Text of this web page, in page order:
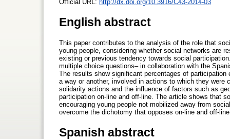
Official URL: http://dx.doi.org/10.3916/C43-2014-03
English abstract
This paper contributes to the analysis of the role that
young people, considering whether social networks are
existing or previous tendency towards social
multiple choice questions– in collaboration with the
The results show significant percentages of
a way or another, involved in actions to which they
solidarity actions and the influence of factors such as
participation on-line and off-line. The article shows that
encouraging young people not mobilized away from
overcome the dichotomy that opposes on-line and off-
Spanish abstract